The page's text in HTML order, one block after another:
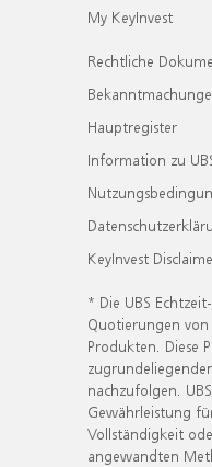
My KeyInvest
Rechtliche
Hauptregister
Information zu
KeyInvest
* Die UBS
Quotierungen
Produkten. Diese
nachzufolgen.
Gewährleistung
Vollständigkeit
angewandten